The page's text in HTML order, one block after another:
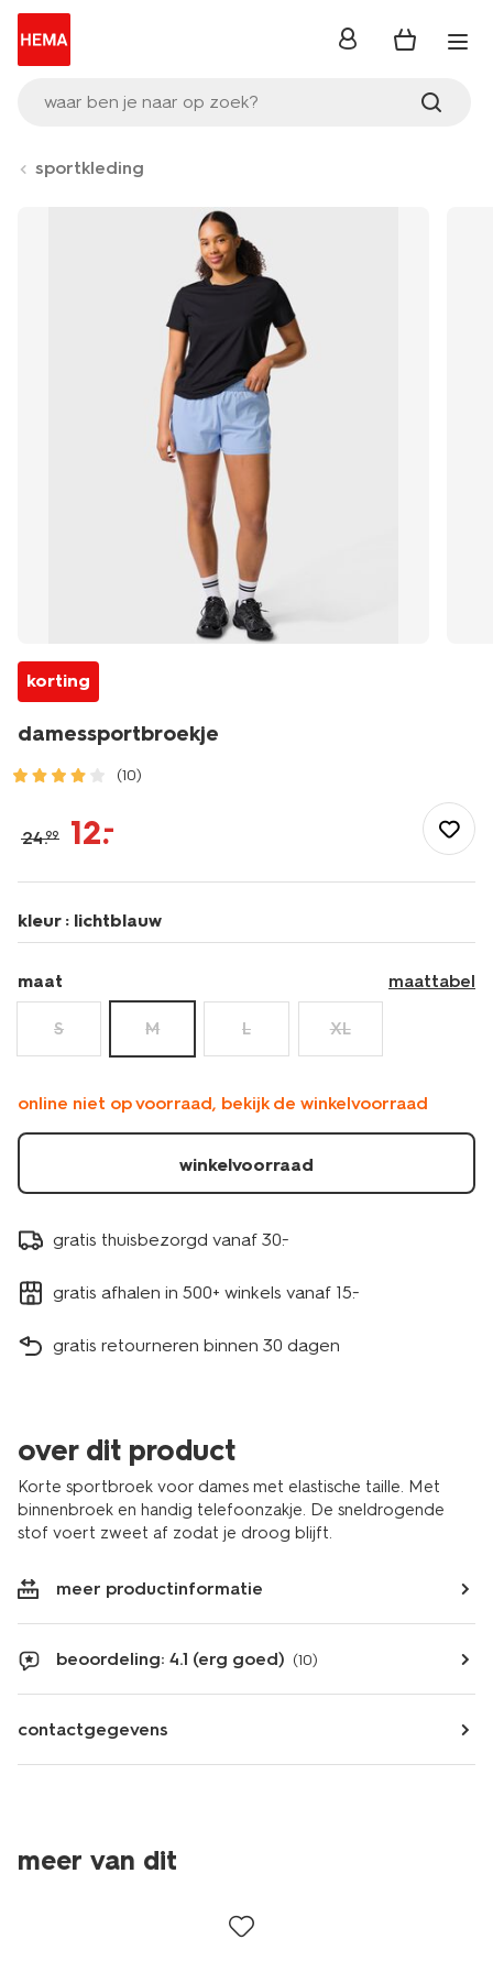
waar ben je naar op zoek?
inloggen
sportkleding
korting
damessportbroekje
(10)
36000481.html
24.99 12.–
kleur : lichtblauw
maat maattabel
S M L XL
online niet op voorraad, bekijk de winkelvoorraad
winkelvoorraad
gratis thuisbezorgd vanaf 30.-
gratis afhalen in 500+ winkels vanaf 15.-
gratis retourneren binnen 30 dagen
over dit product
Korte sportbroek voor dames met elastische taille. Met
binnenbroek en handig telefoonzakje. De sneldrogende
stof voert zweet af zodat je droog blijft.
meer productinformatie
beoordeling: 4.1 (erg goed) (10)
contactgegevens
meer van dit